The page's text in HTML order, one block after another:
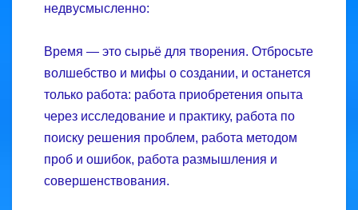
недвусмысленно:
Время — это сырьё для творения. Отбросьте
волшебство и мифы о создании, и останется
только работа: работа приобретения опыта
через исследование и практику, работа по
поиску решения проблем, работа методом
проб и ошибок, работа размышления и
совершенствования.